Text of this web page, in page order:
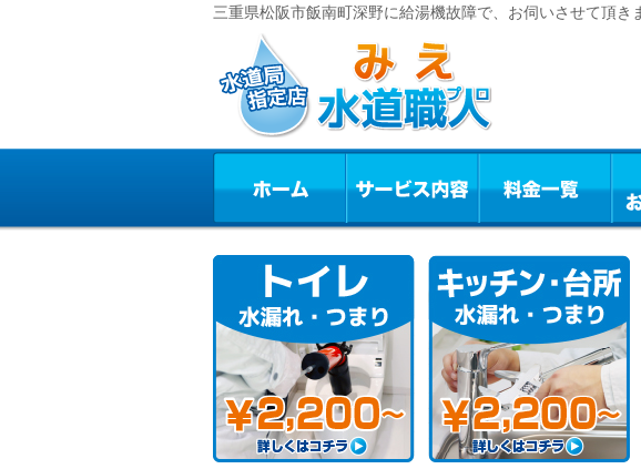
三重県松阪市飯南町深野に給湯機故障で、お伺いさせて頂